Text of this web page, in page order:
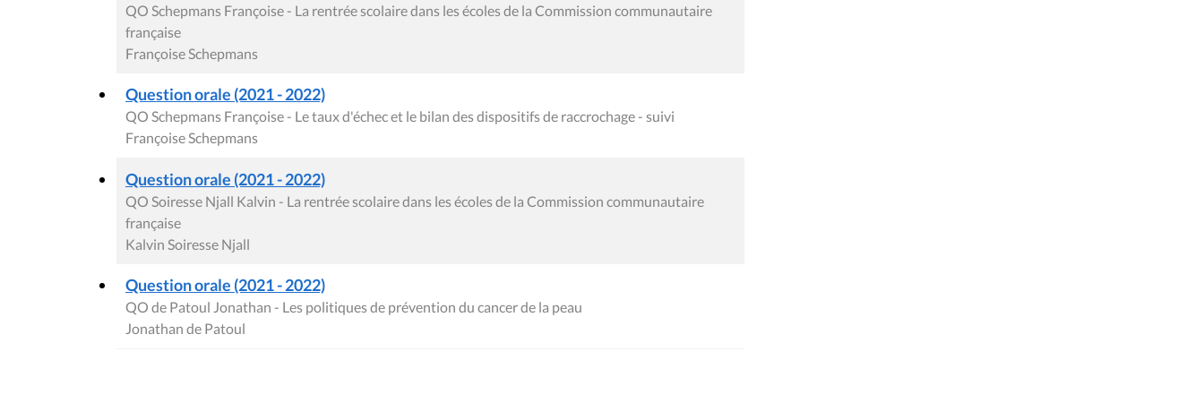
QO Schepmans Françoise - La rentrée scolaire dans les écoles de la Commission communautaire
française
Françoise Schepmans
Question orale (2021 - 2022)
QO Schepmans Françoise - Le taux d'échec et le bilan des dispositifs de raccrochage - suivi
Françoise Schepmans
Question orale (2021 - 2022)
QO Soiresse Njall Kalvin - La rentrée scolaire dans les écoles de la Commission communautaire
française
Kalvin Soiresse Njall
Question orale (2021 - 2022)
QO de Patoul Jonathan - Les politiques de prévention du cancer de la peau
Jonathan de Patoul